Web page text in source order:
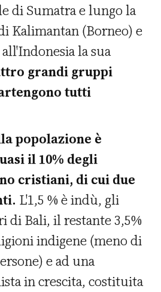
di Sumatra e lungo la
Kalimantan (Borneo) e
la sua
grandi gruppi
tutti
popolazione è
il 10% degli
cristiani, di cui due
L'1,5 % è indù, gli
di Bali, il restante 3,5%
indigene (meno di
e ad una
in crescita, costituita